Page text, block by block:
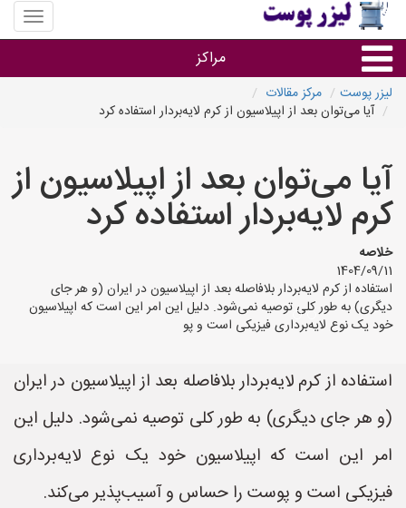
منوی
سایت
پوست
مراکز
گروه ها
استان ها
لیزر پوست
مرکز مقالات
آیا می‌توان بعد از اپیلاسیون از کرم لایه‌بردار استفاده کرد
آیا می‌توان بعد از اپیلاسیون از
کرم لایه‌بردار استفاده کرد
خلاصه
1404/09/11
استفاده از کرم لایه‌بردار بلافاصله بعد از اپیلاسیون در ایران (و هر جای
دیگری) به طور کلی توصیه نمی‌شود. دلیل این امر این است که اپیلاسیون
خود یک نوع لایه‌برداری فیزیکی است و پو
استفاده از کرم لایه‌بردار بلافاصله بعد از اپیلاسیون در ایران
(و هر جای دیگری) به طور کلی توصیه نمی‌شود. دلیل این
امر این است که اپیلاسیون خود یک نوع لایه‌برداری
فیزیکی است و پوست را حساس و آسیب‌پذیر می‌کند.